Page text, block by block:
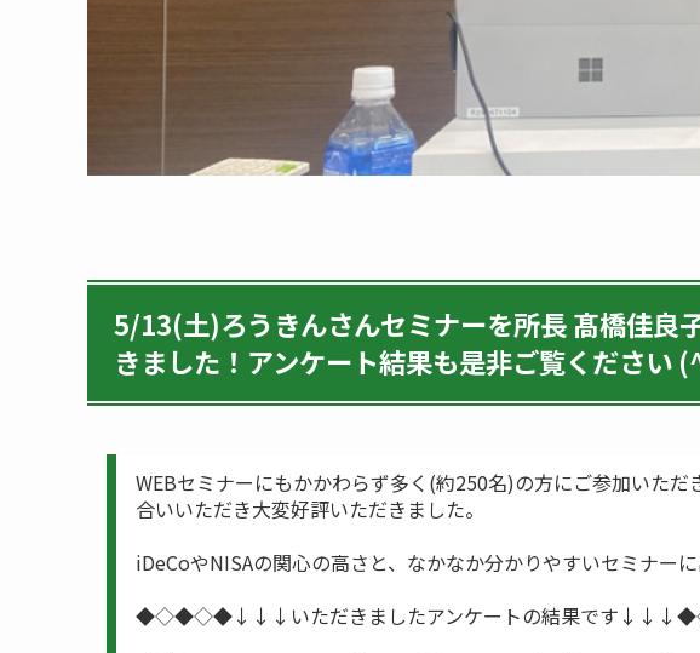
5/13(土)ろうきんさんセミナーを所長 髙橋佳良
きました！アンケート結果も是非ご覧ください
WEBセミナーにもかかわらず多く(約250名)の方にご参加いた
合いいただき大変好評いただきました。
iDeCoやNISAの関心の高さと、なかなか分かりやすいセミナー
◆◇◆◇◆↓↓↓いただきましたアンケートの結果です